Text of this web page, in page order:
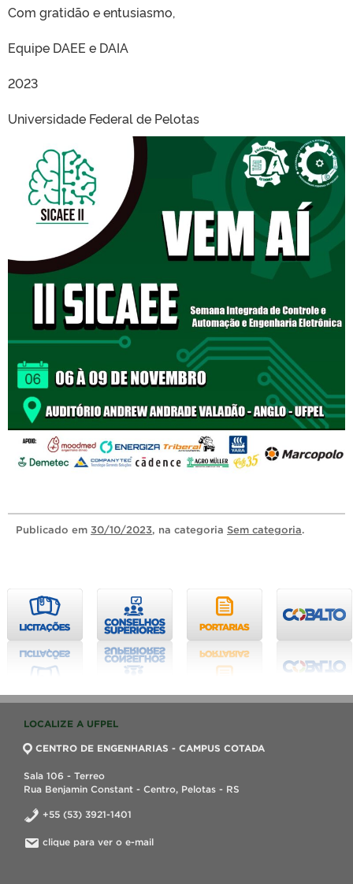
Com gratidão e entusiasmo,
Equipe DAEE e DAIA
2023
Universidade Federal de Pelotas
Publicado em 30/10/2023, na categoria Sem categoria.
LOCALIZE A UFPEL
CENTRO DE ENGENHARIAS - CAMPUS COTADA
Sala 106 - Terreo
Rua Benjamin Constant - Centro, Pelotas - RS
+55 (53) 3921-1401
clique para ver o e-mail